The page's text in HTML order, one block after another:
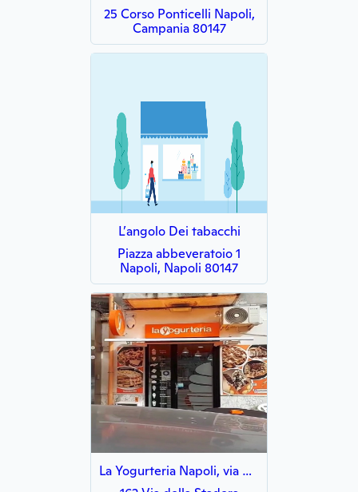
25 Corso Ponticelli Napoli,
Campania 80147
L’angolo Dei tabacchi
Piazza abbeveratoio 1
Napoli, Napoli 80147
La Yogurteria Napoli, via Stadera